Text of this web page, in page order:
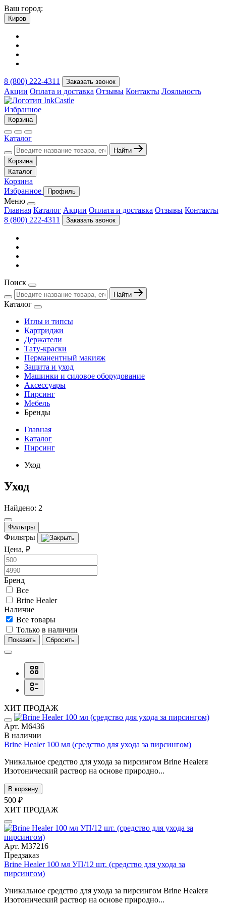
Ваш город:
Киров
8 (800) 222-4311 Заказать звонок
Акции Оплата и доставка Отзывы Контакты Лояльность
Избранное
Корзина
Каталог
Найти
Корзина
Каталог
Корзина
Избранное
Профиль
Меню
Главная Каталог Акции Оплата и доставка Отзывы Контакты
8 (800) 222-4311
Заказать звонок
Поиск
Найти
Каталог
Иглы и типсы
Картриджи
Держатели
Тату-краски
Перманентный макияж
Защита и уход
Машинки и силовое оборудование
Аксессуары
Пирсинг
Мебель
Бренды
Главная
Каталог
Пирсинг
Уход
Уход
Найдено: 2
Фильтры
Фильтры
Цена, ₽
Бренд
Все
Brine Healer
Наличие
Все товары
Только в наличии
Показать Сбросить
ХИТ ПРОДАЖ
Арт. М6436
В наличии
Brine Healer 100 мл (средство для ухода за пирсингом)
Уникальное средство для ухода за пирсингом Brine Healerя
Изотонический раствор на основе природно...
В корзину
500 ₽
ХИТ ПРОДАЖ
Арт. М37216
Предзаказ
Brine Healer 100 мл УП/12 шт. (средство для ухода за
пирсингом)
Уникальное средство для ухода за пирсингом Brine Healerя
Изотонический раствор на основе природно...